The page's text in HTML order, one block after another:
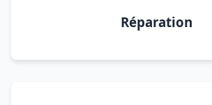
Réparation